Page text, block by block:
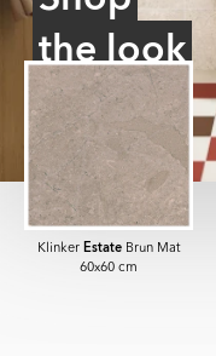
the look
Klinker EstateBrun Mat
60x60 cm